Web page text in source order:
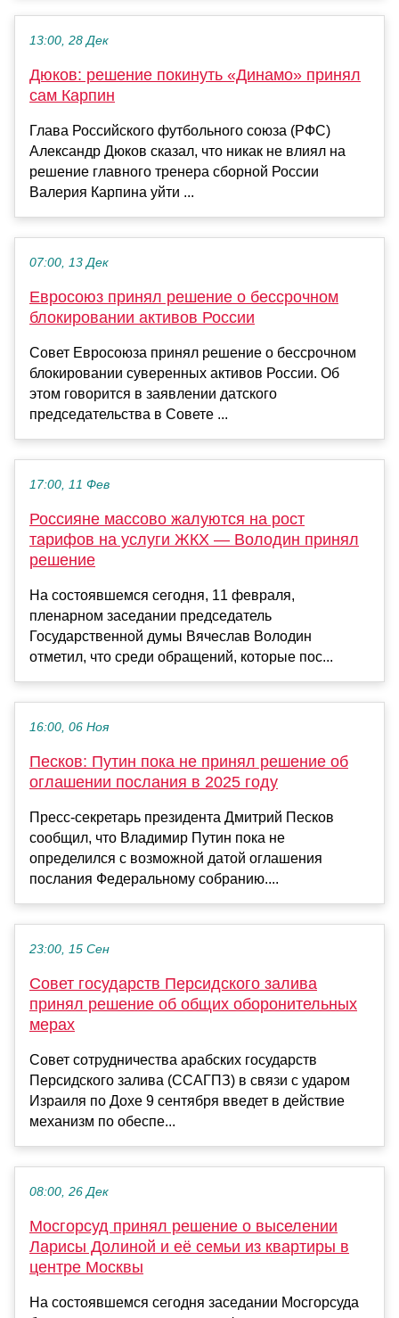
13:00, 28 Дек
Дюков: решение покинуть «Динамо» принял
сам Карпин
Глава Российского футбольного союза (РФС)
Александр Дюков сказал, что никак не влиял на
решение главного тренера сборной России
Валерия Карпина уйти ...
07:00, 13 Дек
Евросоюз принял решение о бессрочном
блокировании активов России
Совет Евросоюза принял решение о бессрочном
блокировании суверенных активов России. Об
этом говорится в заявлении датского
председательства в Совете ...
17:00, 11 Фев
Россияне массово жалуются на рост
тарифов на услуги ЖКХ — Володин принял
решение
На состоявшемся сегодня, 11 февраля,
пленарном заседании председатель
Государственной думы Вячеслав Володин
отметил, что среди обращений, которые пос...
16:00, 06 Ноя
Песков: Путин пока не принял решение об
оглашении послания в 2025 году
Пресс-секретарь президента Дмитрий Песков
сообщил, что Владимир Путин пока не
определился с возможной датой оглашения
послания Федеральному собранию....
23:00, 15 Сен
Совет государств Персидского залива
принял решение об общих оборонительных
мерах
Совет сотрудничества арабских государств
Персидского залива (ССАГПЗ) в связи с ударом
Израиля по Дохе 9 сентября введет в действие
механизм по обеспе...
08:00, 26 Дек
Мосгорсуд принял решение о выселении
Ларисы Долиной и её семьи из квартиры в
центре Москвы
На состоявшемся сегодня заседании Мосгорсуда